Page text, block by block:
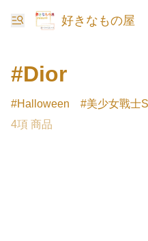
好きなもの屋
#Dior
Halloween 美少女戰士
4項 商品